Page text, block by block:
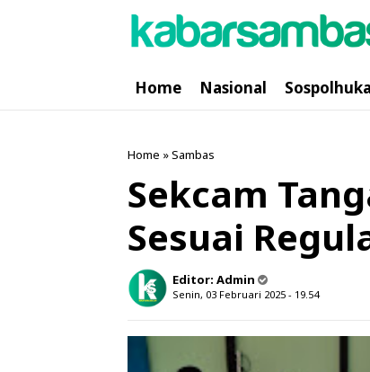
Home Nasional
Home »Sambas
Sekcam
Sesuai
Editor: Admin
Senin, 03 Februari 2025 - 19.54